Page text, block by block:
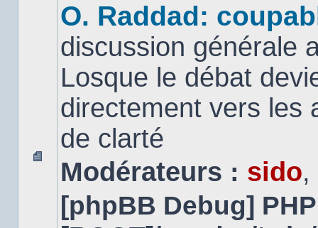
Aucun
message
non
O. Raddad:
discussion générale
Losque le débat
directement vers les
de clarté
Modérateurs : sido,
[phpBB Debug]